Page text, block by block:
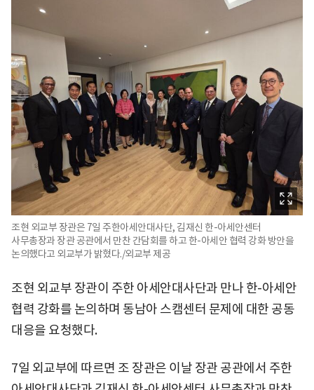
조현 외교부 장관은 7일 주한아세안대사단, 김재신 한-아세안센터
사무총장과 장관 공관에서 만찬 간담회를 하고 한-아세안 협력 강화 방안을
논의했다고 외교부가 밝혔다./외교부 제공
조현 외교부 장관이 주한 아세안대사단과 만나 한-아세안
협력 강화를 논의하며 동남아 스캠센터 문제에 대한 공동
대응을 요청했다.
7일 외교부에 따르면 조 장관은 이날 장관 공관에서 주한